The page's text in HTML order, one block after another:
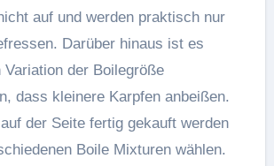
auf und werden praktisch nur
Darüber hinaus ist es
der Boilegröße
dass kleinere Karpfen anbeißen.
der Seite fertig gekauft werden
Boile Mixturen wählen.